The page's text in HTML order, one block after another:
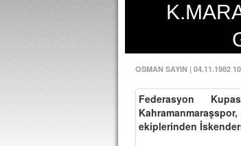
OSMAN SAYIN | 04.11.1982
Federasyon
ekiplerinden